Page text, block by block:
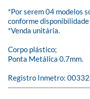
*Por serem 04 modelos
conforme
*Venda unitária.
Corpo plástico;
Ponta Metálica 0.7mm.
Registro Inmetro: